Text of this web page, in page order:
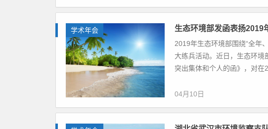
学术年会 生态环境部发函表扬2019
2019年生态环境部围绕“全年
大练兵活动。近日，生态环
突出集体和个人的函》，对在
04月10日